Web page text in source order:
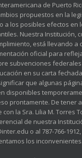
de Puerto
propuestos en la
a los posibles efectos en
Nuestra Institución,
está llevando a
oficial para
subvenciones
en su carta
que algunas
disponibles
prontamente. De tener
la Sra. Lilia M. Torres
de nuestra
o al 787-766-
los inconvenientes.